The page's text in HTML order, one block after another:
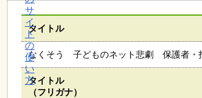
講
座
・
イ
ベ
サ
イ
ト
の
使
い
方
タイトル
なくそう 子どものネット悲劇 保護者・
タイトル
（フリガナ）